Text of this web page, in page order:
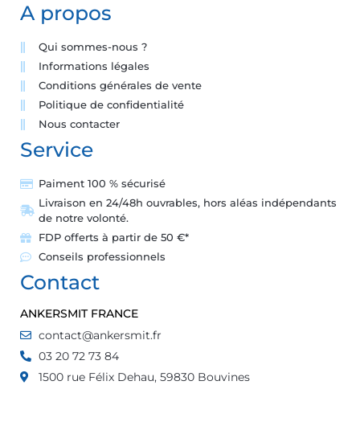
A propos
Qui sommes-nous ?
Informations légales
Conditions générales de vente
Politique de confidentialité
Nous contacter
Service
Paiment 100 % sécurisé
Livraison en 24/48h ouvrables, hors aléas indépendants
de notre volonté.
FDP offerts à partir de 50 €*
Conseils professionnels
Contact
ANKERSMIT FRANCE
contact@ankersmit.fr
03 20 72 73 84
1500 rue Félix Dehau, 59830 Bouvines